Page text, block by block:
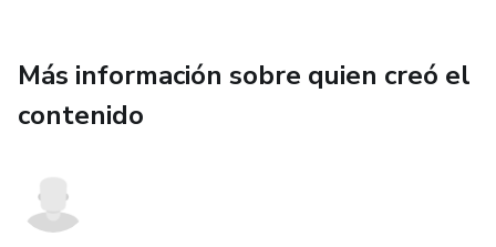
Más información sobre quien creó el
contenido